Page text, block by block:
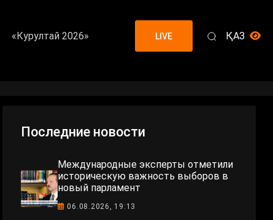
«Курултай 2026» LIVE ҚАЗ
Последние новости
Международные эксперты отметили
историческую важность выборов в
новый парламент
06.08.2026, 19:13